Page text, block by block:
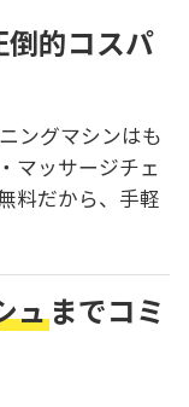
倒的コスパ
ングマシンはも
マッサージチェ
料だから、手軽
ュまでコミ